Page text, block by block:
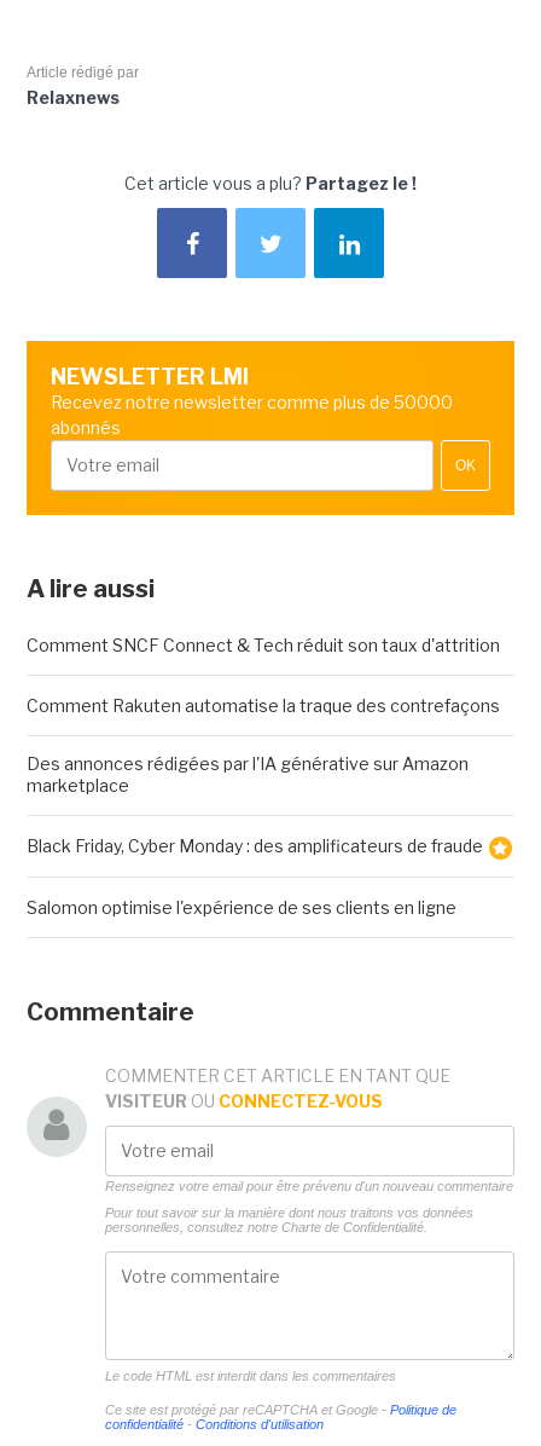
Article rédigé par
Relaxnews
Cet article vous a plu? Partagez le !
NEWSLETTER LMI
Recevez notre newsletter comme plus de 50000
abonnés
OK
A lire aussi
Comment SNCF Connect & Tech réduit son taux d'attrition
Comment Rakuten automatise la traque des contrefaçons
Des annonces rédigées par l'IA générative sur Amazon
marketplace
Black Friday, Cyber Monday : des amplificateurs de fraude
Salomon optimise l'expérience de ses clients en ligne
Commentaire
COMMENTER CET ARTICLE EN TANT QUE
VISITEUR OU CONNECTEZ-VOUS
Renseignez votre email pour être prévenu d'un nouveau commentaire
Pour tout savoir sur la manière dont nous traitons vos données
personnelles, consultez notre Charte de Confidentialité.
Le code HTML est interdit dans les commentaires
Ce site est protégé par reCAPTCHA et Google - Politique de
confidentialité- Conditions d'utilisation